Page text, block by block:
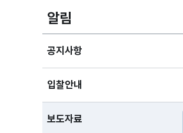
알림
공지사항
입찰안내
보도자료